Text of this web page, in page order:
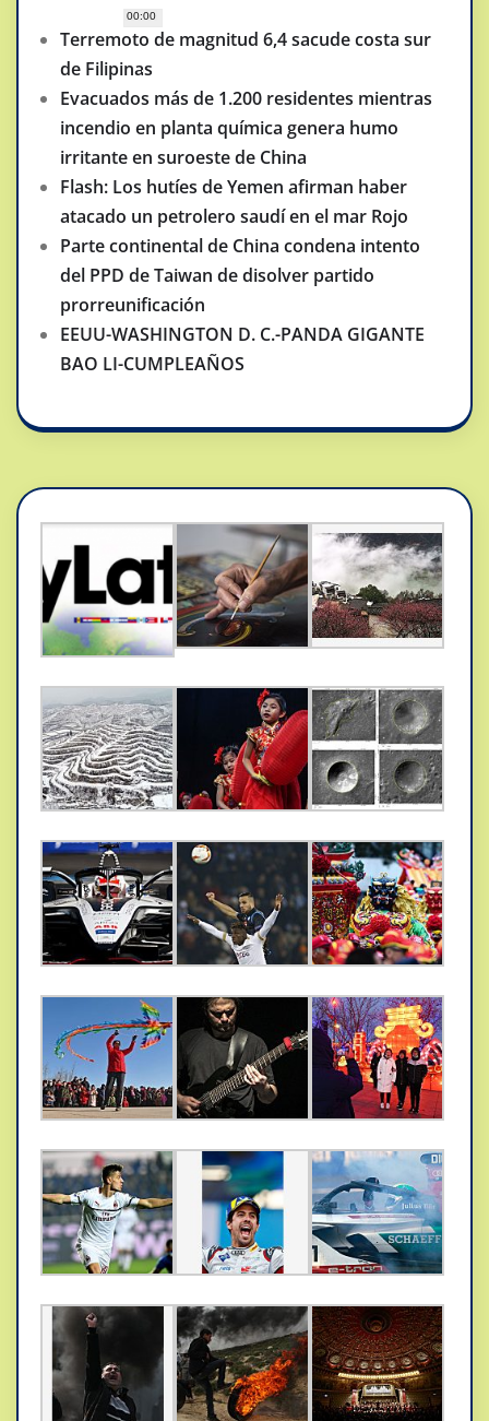
00:00
Terremoto de magnitud 6,4 sacude costa sur
de Filipinas
Evacuados más de 1.200 residentes mientras
incendio en planta química genera humo
irritante en suroeste de China
Flash: Los hutíes de Yemen afirman haber
atacado un petrolero saudí en el mar Rojo
Parte continental de China condena intento
del PPD de Taiwan de disolver partido
prorreunificación
EEUU-WASHINGTON D. C.-PANDA GIGANTE
BAO LI-CUMPLEAÑOS